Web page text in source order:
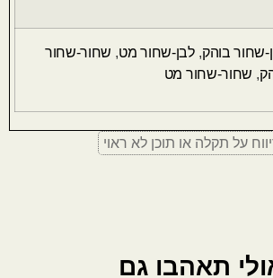
שחור בוהק,לבן-שחור מט, שחור-שחור
, שחור-שחור מט
על תקלה או תוכן לא ראוי
תאהבו גם